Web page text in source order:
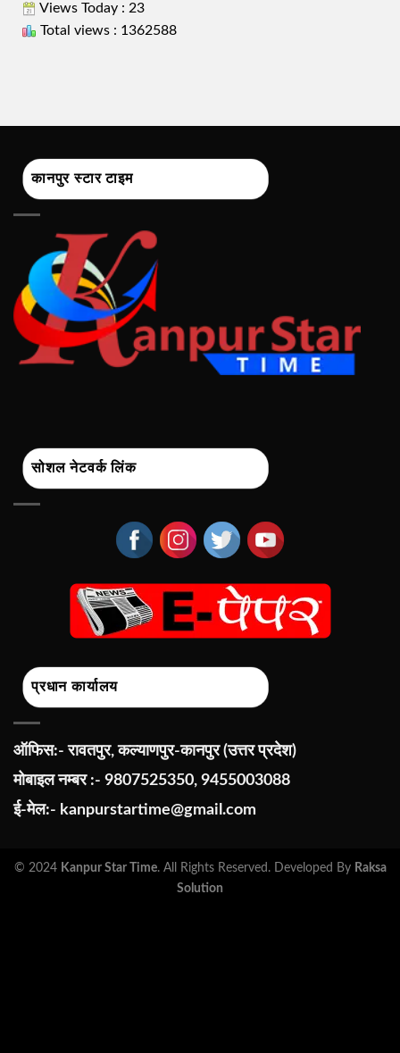
Views Today : 23
Total views : 1362588
कानपुर स्टार टाइम
सोशल नेटवर्क लिंक
प्रधान कार्यालय
ऑफिस:- रावतपुर, कल्याणपुर-कानपुर (उत्तर प्रदेश)
मोबाइल नम्बर :- 9807525350, 9455003088
ई-मेल:- kanpurstartime@gmail.com
© 2024 Kanpur Star Time. All Rights Reserved. Developed By Raksa
Solution